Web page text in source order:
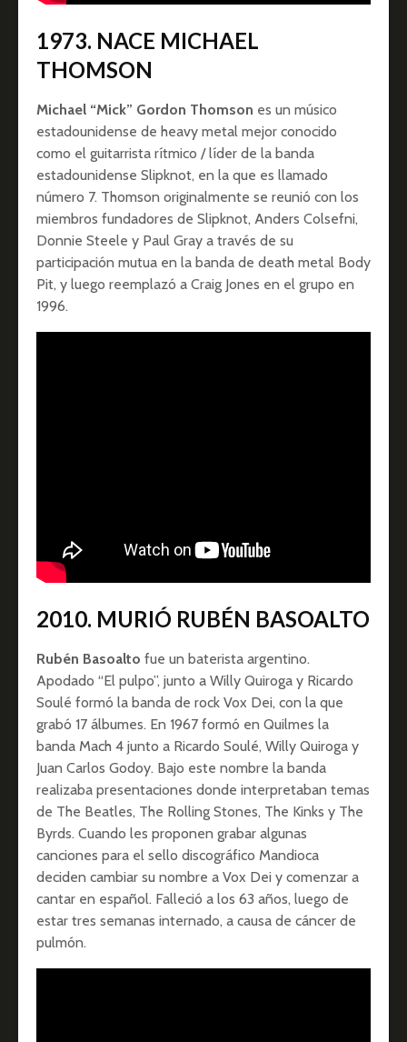
1973. NACE MICHAEL
THOMSON
Michael “Mick” Gordon Thomson es un músico
estadounidense de heavy metal mejor conocido
como el guitarrista rítmico / líder de la banda
estadounidense Slipknot, en la que es llamado
número 7. Thomson originalmente se reunió con los
miembros fundadores de Slipknot, Anders Colsefni,
Donnie Steele y Paul Gray a través de su
participación mutua en la banda de death metal Body
Pit, y luego reemplazó a Craig Jones en el grupo en
1996.
2010. MURIÓ RUBÉN BASOALTO
Rubén Basoalto fue un baterista argentino.
Apodado “El pulpo”, junto a Willy Quiroga y Ricardo
Soulé formó la banda de rock Vox Dei, con la que
grabó 17 álbumes. En 1967 formó en Quilmes la
banda Mach 4 junto a Ricardo Soulé, Willy Quiroga y
Juan Carlos Godoy. Bajo este nombre la banda
realizaba presentaciones donde interpretaban temas
de The Beatles, The Rolling Stones, The Kinks y The
Byrds. Cuando les proponen grabar algunas
canciones para el sello discográfico Mandioca
deciden cambiar su nombre a Vox Dei y comenzar a
cantar en español. Falleció a los 63 años, luego de
estar tres semanas internado, a causa de cáncer de
pulmón.